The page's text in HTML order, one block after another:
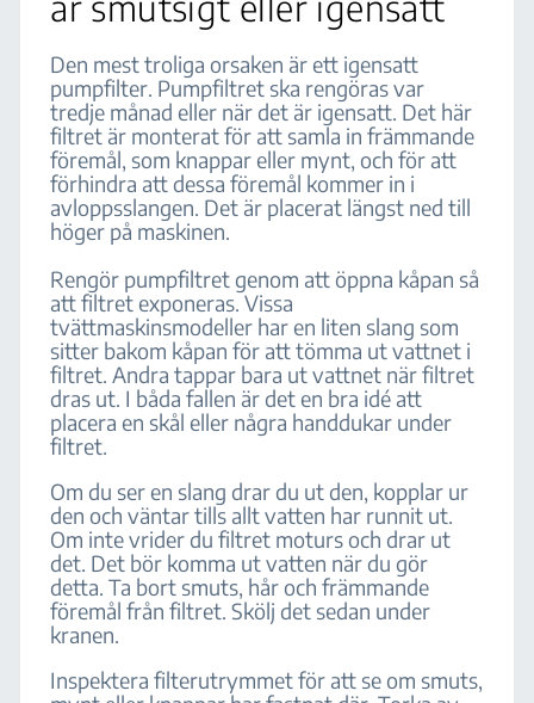
Den mest troliga orsaken är ett igensatt
pumpfilter. Pumpfiltret ska rengöras var
tredje månad eller när det är igensatt. Det här
filtret är monterat för att samla in främmande
föremål, som knappar eller mynt, och för att
förhindra att dessa föremål kommer in i
avloppsslangen. Det är placerat längst ned till
höger på maskinen.
Rengör pumpfiltret genom att öppna kåpan så
att filtret exponeras. Vissa
tvättmaskinsmodeller har en liten slang som
sitter bakom kåpan för att tömma ut vattnet i
filtret. Andra tappar bara ut vattnet när filtret
dras ut. I båda fallen är det en bra idé att
placera en skål eller några handdukar under
filtret.
Om du ser en slang drar du ut den, kopplar ur
den och väntar tills allt vatten har runnit ut.
Om inte vrider du filtret moturs och drar ut
det. Det bör komma ut vatten när du gör
detta. Ta bort smuts, hår och främmande
föremål från filtret. Skölj det sedan under
kranen.
Inspektera filterutrymmet för att se om smuts,